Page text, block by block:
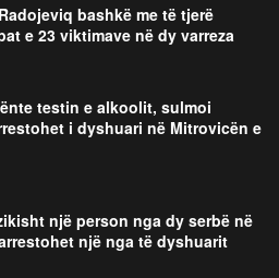
bashkë me të tjerë
e 23 viktimave në dy varreza
testin e alkoolit, sulmoi
i dyshuari në Mitrovicën e
një person nga dy serbë në
një nga të dyshuarit